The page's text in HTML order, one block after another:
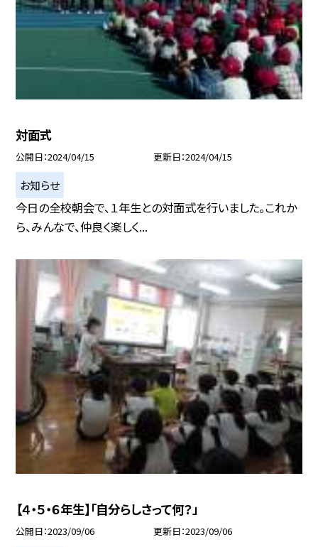
対面式
公開日 2024/04/15 更新日 2024/04/15
お知らせ
今日の全校朝会で、１年生との対面式を行いました。これか
ら、みんなで、仲良く楽しく...
【４・５・６年生】「自分らしさって何？」
公開日 2023/09/06 更新日 2023/09/06